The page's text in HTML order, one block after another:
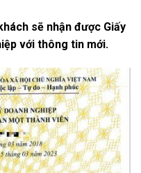
sẽ nhận được Giấy
với thông tin mới.